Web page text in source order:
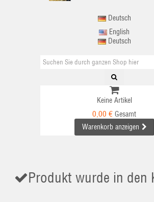
Deutsch
English
Deutsch
Keine Artikel
0,00 € Gesamt
Warenkorb anzeigen
Produkt wurde in den